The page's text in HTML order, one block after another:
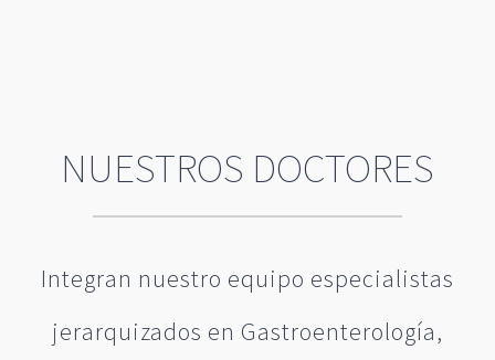
NUESTROS DOCTORES
Integran nuestro equipo especialistas
jerarquizados en Gastroenterología,